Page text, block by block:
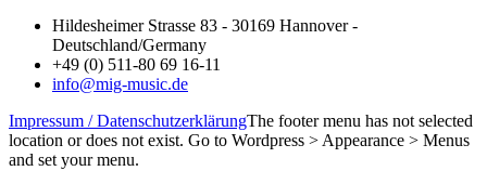
Hildesheimer Strasse 83 - 30169 Hannover -
Deutschland/Germany
+49 (0) 511-80 69 16-11
info@mig-music.de
Impressum / DatenschutzerklärungThe footer menu has not selected
location or does not exist. Go to Wordpress > Appearance > Menus
and set your menu.